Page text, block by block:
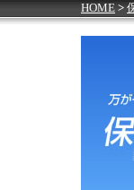
HOME >